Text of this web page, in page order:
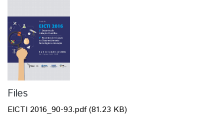
Files
EICTI 2016_90-93.pdf(81.23 KB)